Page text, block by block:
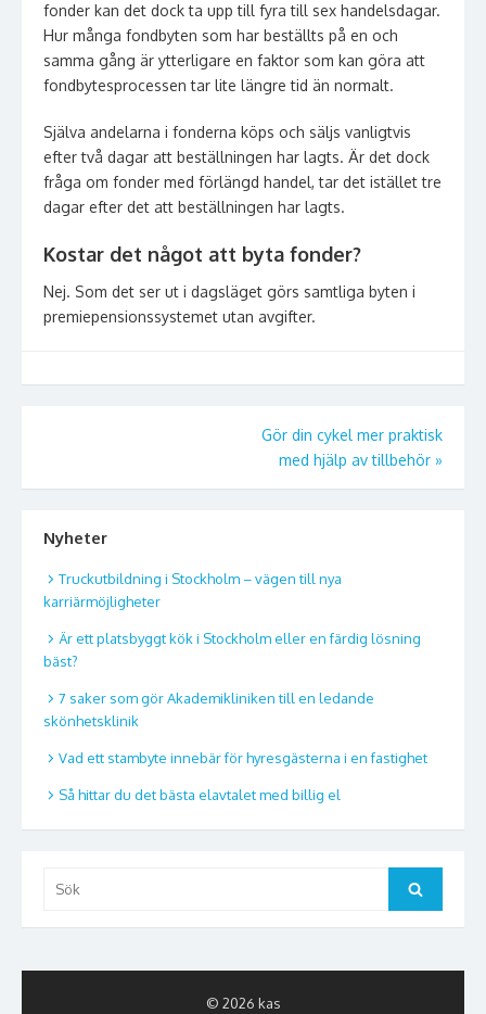
fonder kan det dock ta upp till fyra till sex handelsdagar.
Hur många fondbyten som har beställts på en och
samma gång är ytterligare en faktor som kan göra att
fondbytesprocessen tar lite längre tid än normalt.
Själva andelarna i fonderna köps och säljs vanligtvis
efter två dagar att beställningen har lagts. Är det dock
fråga om fonder med förlängd handel, tar det istället tre
dagar efter det att beställningen har lagts.
Kostar det något att byta fonder?
Nej. Som det ser ut i dagsläget görs samtliga byten i
premiepensionssystemet utan avgifter.
Gör din cykel mer praktisk
med hjälp av tillbehör »
Nyheter
Truckutbildning i Stockholm – vägen till nya
karriärmöjligheter
Är ett platsbyggt kök i Stockholm eller en färdig lösning
bäst?
7 saker som gör Akademikliniken till en ledande
skönhetsklinik
Vad ett stambyte innebär för hyresgästerna i en fastighet
Så hittar du det bästa elavtalet med billig el
efter:
Sök
© 2026 kas